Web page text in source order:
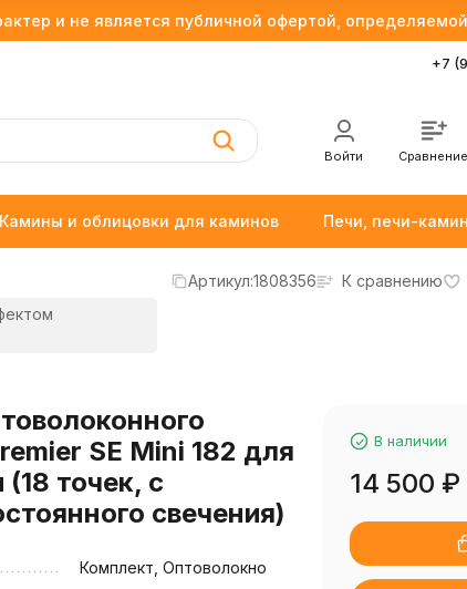
и не является публичной офертой,
+7
Войти Сравнение
Камины и облицовки для каминов Печи, печи-
Артикул:1808356 К сравнению
SE Mini 182 для
точек, с
свечения)
Комплект, Оптоволокно
В наличии
14 500 ₽